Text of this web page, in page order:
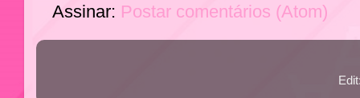
Assinar: Postar comentários (Atom)